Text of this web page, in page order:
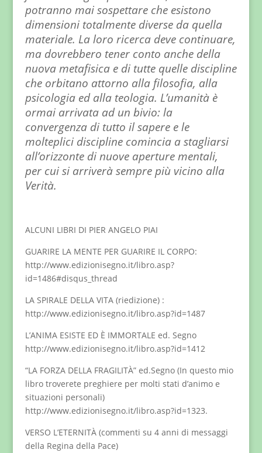
potranno mai sospettare che esistono
dimensioni totalmente diverse da quella
materiale. La loro ricerca deve continuare,
ma dovrebbero tener conto anche della
nuova metafisica e di tutte quelle discipline
che orbitano attorno alla filosofia, alla
psicologia ed alla teologia. L’umanità è
ormai arrivata ad un bivio: la
convergenza di tutto il sapere e le
molteplici discipline comincia a stagliarsi
all’orizzonte di nuove aperture mentali,
per cui si arriverà sempre più vicino alla
Verità.
ALCUNI LIBRI DI PIER ANGELO PIAI
GUARIRE LA MENTE PER GUARIRE IL CORPO:
http://www.edizionisegno.it/libro.asp?
id=1486#disqus_thread
LA SPIRALE DELLA VITA (riedizione) :
http://www.edizionisegno.it/libro.asp?id=1487
L’ANIMA ESISTE ED È IMMORTALE ed. Segno
http://www.edizionisegno.it/libro.asp?id=1412
“LA FORZA DELLA FRAGILITÀ” ed.Segno (In questo mio
libro troverete preghiere per molti stati d’animo e
situazioni personali)
http://www.edizionisegno.it/libro.asp?id=1323.
VERSO L’ETERNITÀ (commenti su 4 anni di messaggi
della Regina della Pace)